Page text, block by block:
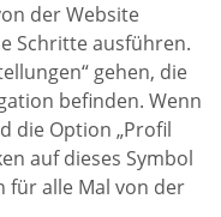
der Website
Schritte ausführen.
gehen, die
befinden. Wenn
die Option „Profil
auf dieses Symbol
für alle Mal von der